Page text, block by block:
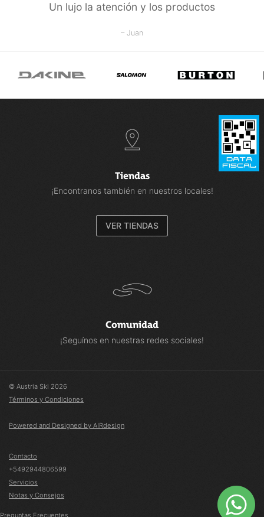
Un lujo la atención y los productos
– Juan
Tiendas
¡Encontranos también en nuestros locales!
VER TIENDAS
Comunidad
¡Seguínos en nuestras redes sociales!
© Austria Ski 2026
Términos y Condiciones
Powered and Designed by AIRdesign
Contacto
+5492944806599
Servicios
Notas y Consejos